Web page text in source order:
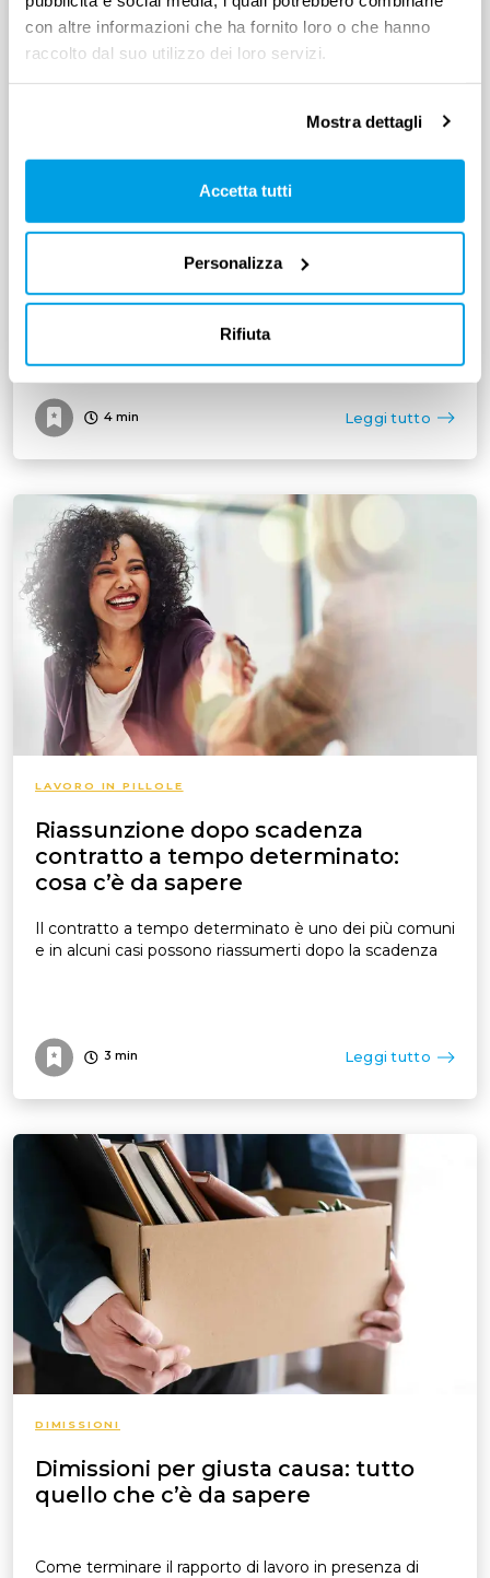
con altre informazioni che ha fornito loro o che hanno
raccolto dal suo utilizzo dei loro servizi.
Mostra dettagli
Accetta tutti
Personalizza
Rifiuta
Cos’è l’assenza ingiustificata e quali
sono le conseguenze per i lavoratori
L’assenza ingiustificata può portare a sanzioni,
sospensioni o anche al licenziamento in alcuni casi
4 min Leggi tutto
LAVORO IN PILLOLE
Riassunzione dopo scadenza
contratto a tempo determinato:
cosa c’è da sapere
Il contratto a tempo determinato è uno dei più comuni
e in alcuni casi possono riassumerti dopo la scadenza
3 min Leggi tutto
DIMISSIONI
Dimissioni per giusta causa: tutto
quello che c’è da sapere
Come terminare il rapporto di lavoro in presenza di